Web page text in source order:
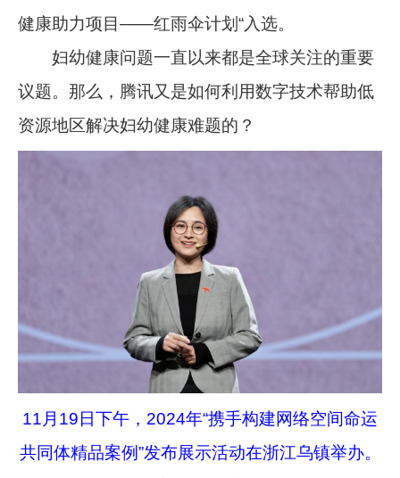
健康助力项目——红雨伞计划“入选。
妇幼健康问题一直以来都是全球关注的重要
议题。那么，腾讯又是如何利用数字技术帮助低
资源地区解决妇幼健康难题的？
11月19日下午，2024年“携手构建网络空间命运
共同体精品案例”发布展示活动在浙江乌镇举办。